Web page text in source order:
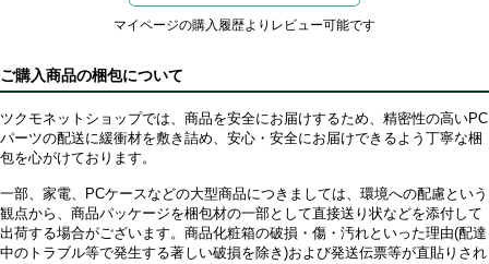
マイページの購入履歴よりレビュー可能です
ご購入商品の梱包について
ツクモネットショップでは、商品を安全にお届けするため、精密性の高いPC
パーツの配送に緩衝材を敷き詰め、安心・安全にお届けできるよう丁寧な梱
包を心がけております。
一部、家電、PCケースなどの大型商品につきましては、環境への配慮という
観点から、商品パッケージを梱包材の一部として直接送り状などを添付して
出荷する場合がございます。商品化粧箱の破損・傷・汚れといった理由(配達
中のトラブル等で発生する著しい破損を除き)および発送伝票等が直貼りされ